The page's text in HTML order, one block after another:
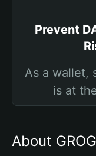
Prevent
As a wallet,
is at
About